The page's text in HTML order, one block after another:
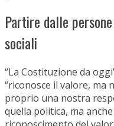
Partire dalle
sociali
“La Costituzione da
“riconosce il valore, ma
proprio una nostra
quella politica, ma